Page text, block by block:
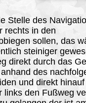
Stelle des
rechts in den
sollen, das
steiniger
direkt durch das
des
und direkt
links den Fußweg